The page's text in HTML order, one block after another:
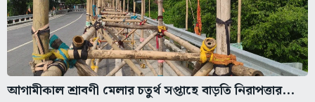
আগামীকাল শ্রাবণী মেলার চতুর্থ সপ্তাহে বাড়তি নিরাপত্তার...